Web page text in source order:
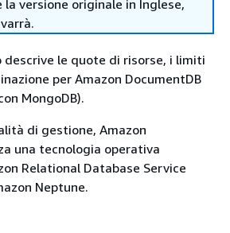
la versione originale in Inglese,
le quote di risorse, i limiti
per Amazon DocumentDB
MongoDB).
di gestione, Amazon
una tecnologia operativa
Relational Database Service
Neptune.